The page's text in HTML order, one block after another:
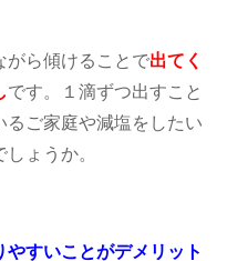
がら傾けることで出てく
です。１滴ずつ出すこと
るご家庭や減塩をしたい
ょうか。
すいことがデメリット